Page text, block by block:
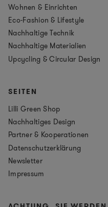
Wohnen & Einrichten
Eco-Fashion & Lifestyle
Nachhaltige Technik
Nachhaltige Materialien
Upcycling & Circular Design
SEITEN
Lilli Green Shop
Nachhaltiges Design
Partner & Kooperationen
Datenschutzerklärung
Newsletter
Impressum